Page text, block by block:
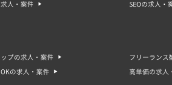
人・案件 SEOの求人・
プの求人・案件 フリーランス
の求人・案件 高単価の求人